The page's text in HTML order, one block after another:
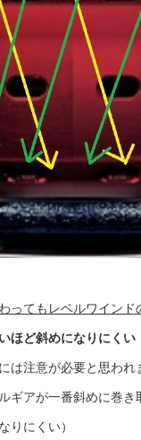
ってもレベルワインド
ほど斜めになりにくい
は注意が必要と思われ
ギアが一番斜めに巻
りにくい）